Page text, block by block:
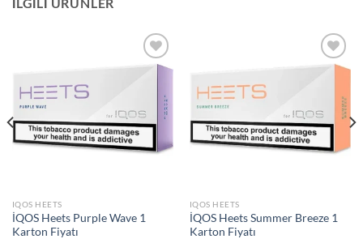
Add to
IQOS HEETS
İQOS Heets Purple Wave 1
Karton Fiyatı
Add to
IQOS HEETS
İQOS Heets Summer Breeze 1
Karton Fiyatı